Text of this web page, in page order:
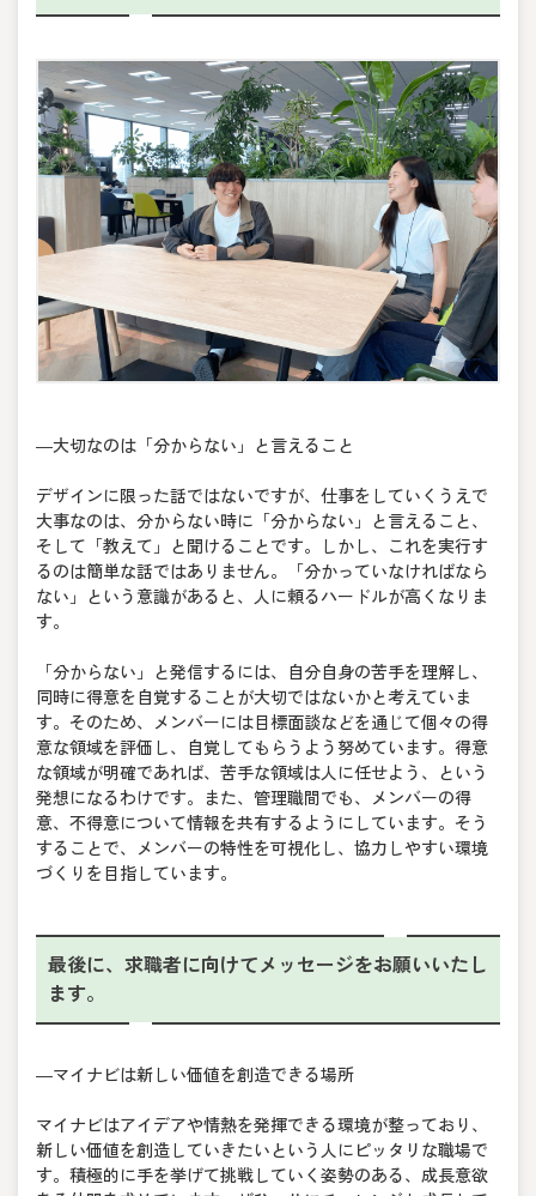
―大切なのは「分からない」と言えること
デザインに限った話ではないですが、仕事をしていくうえで
大事なのは、分からない時に「分からない」と言えること、
そして「教えて」と聞けることです。しかし、これを実行す
るのは簡単な話ではありません。「分かっていなければなら
ない」という意識があると、人に頼るハードルが高くなりま
す。
「分からない」と発信するには、自分自身の苦手を理解し、
同時に得意を自覚することが大切ではないかと考えていま
す。そのため、メンバーには目標面談などを通じて個々の得
意な領域を評価し、自覚してもらうよう努めています。得意
な領域が明確であれば、苦手な領域は人に任せよう、という
発想になるわけです。また、管理職間でも、メンバーの得
意、不得意について情報を共有するようにしています。そう
することで、メンバーの特性を可視化し、協力しやすい環境
づくりを目指しています。
最後に、求職者に向けてメッセージをお願いいたし
ます。
―マイナビは新しい価値を創造できる場所
マイナビはアイデアや情熱を発揮できる環境が整っており、
新しい価値を創造していきたいという人にピッタリな職場で
す。積極的に手を挙げて挑戦していく姿勢のある、成長意欲